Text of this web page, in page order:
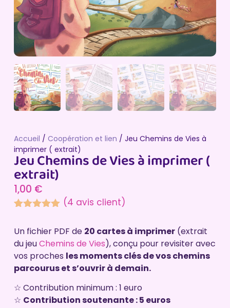
Accueil / Coopération et lien / Jeu Chemins de Vies à
imprimer ( extrait)
Jeu Chemins de Vies à imprimer (
extrait)
1,00 €
basé sur
notations
client
(4 avis client)
Un fichier PDF de 20 cartes à imprimer (extrait
du jeuChemins de Vies), conçu pour revisiter avec
vos proches les moments clés de vos chemins
parcourus et s’ouvrir à demain.
☆ Contribution minimum : 1 euro
☆ Contribution soutenante : 5 euros